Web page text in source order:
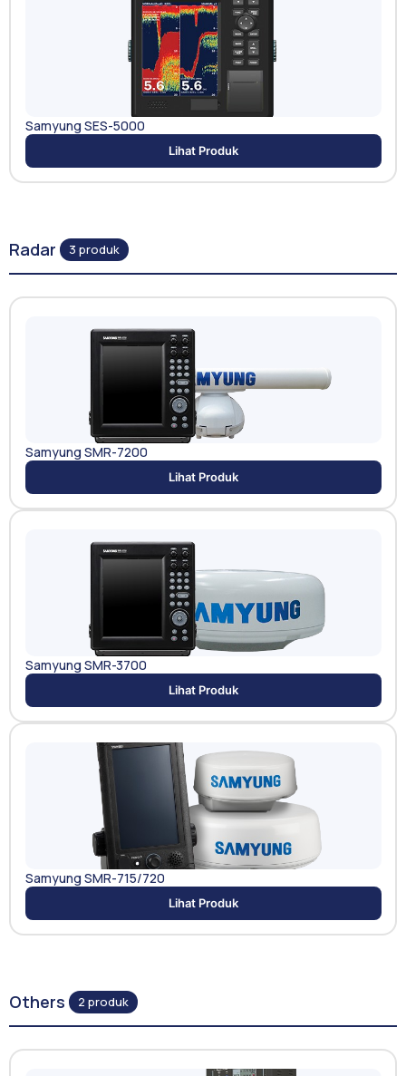
Samyung SES-5000
Lihat Produk
Radar 3 produk
Samyung SMR-7200
Lihat Produk
Samyung SMR-3700
Lihat Produk
Samyung SMR-715/720
Lihat Produk
Others 2 produk